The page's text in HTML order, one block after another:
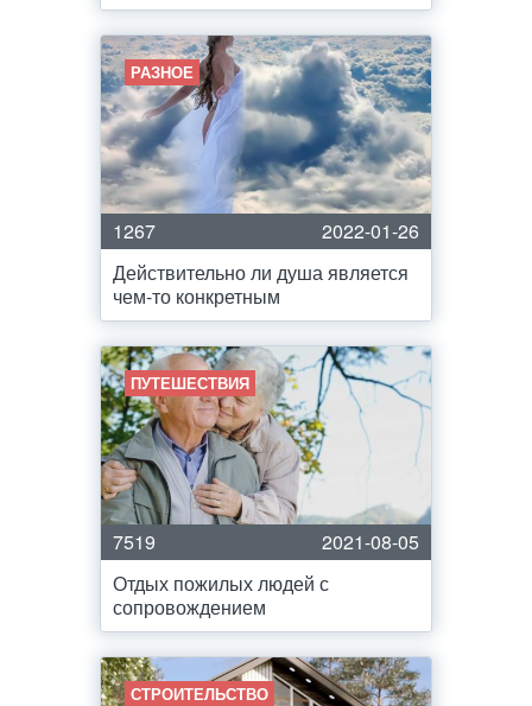
РАЗНОЕ
1267
2022-01-26
Действительно ли душа является
чем-то конкретным
ПУТЕШЕСТВИЯ
7519
2021-08-05
Отдых пожилых людей с
сопровождением
СТРОИТЕЛЬСТВО